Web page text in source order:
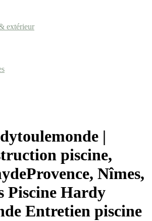
extérieur
|
piscine,
Nîmes,
Piscine Hardy
Entretien piscine